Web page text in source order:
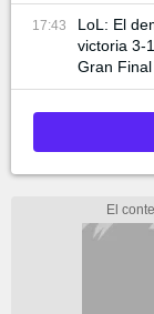
17:43
LoL: El
victoria 3-
Gran